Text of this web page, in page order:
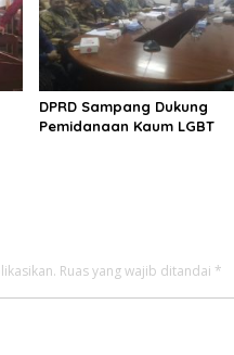
DPRD Sampang Dukung
Pemidanaan Kaum LGBT
Ruas yang wajib ditandai *